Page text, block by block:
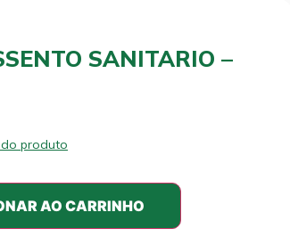
SANITARIO –
produto
AO CARRINHO